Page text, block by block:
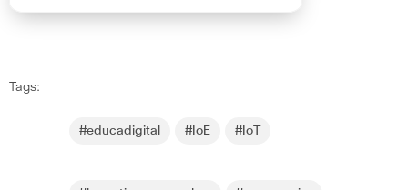
Tags:
#educadigital #IoE #IoT